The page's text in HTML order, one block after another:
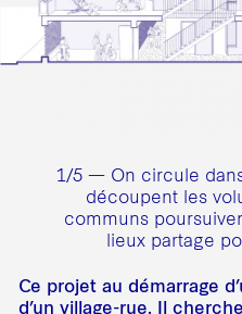
1/5 — On circule
découpent les
communs
lieux partage
Ce projet au démarrage
d’un village-rue. Il